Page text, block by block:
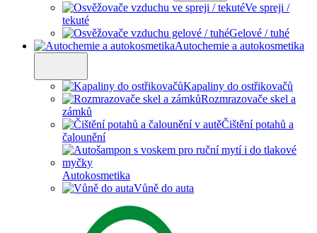
Ve spreji /
tekuté
Gelové / tuhé
Autochemie a autokosmetika
Kapaliny do ostřikovačů
Rozmrazovače skel a
zámků
Čištění potahů a
čalounění
Autokosmetika
Vůně do auta